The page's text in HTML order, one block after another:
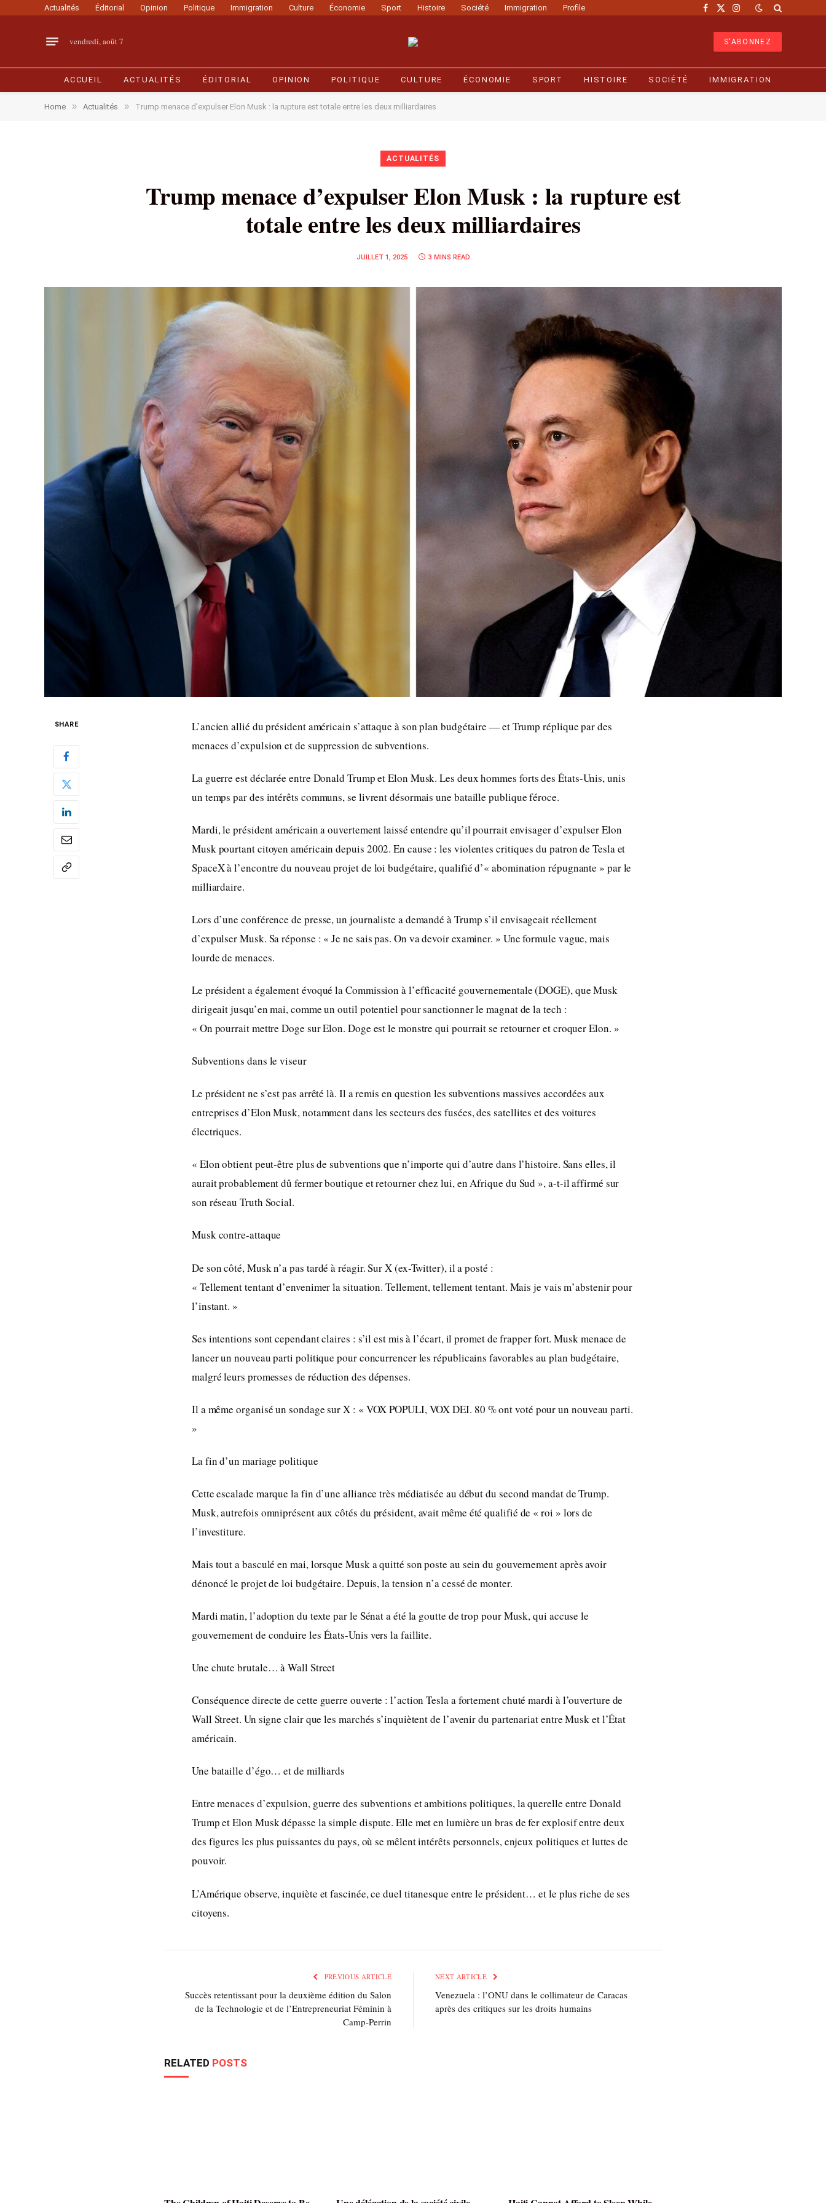
Actualités Éditorial Opinion Politique Immigration Culture Économie Sport Histoire Société Immigration Profile Facebook
X
Instagram
vendredi, août 7 S'ABONNEZ
ACCUEIL ACTUALITÉS ÉDITORIAL OPINION POLITIQUE CULTURE ÉCONOMIE SPORT HISTOIRE SOCIÉTÉ IMMIGRATION
Home » Actualités » Trump menace d’expulser Elon Musk : la rupture est totale entre les deux milliardaires
ACTUALITÉS
Trump menace d’expulser Elon Musk : la rupture est
totale entre les deux milliardaires
JUILLET 1, 2025 3 MINS READ
SHARE
L’ancien allié du président américain s’attaque à son plan budgétaire — et Trump réplique par des
menaces d’expulsion et de suppression de subventions.
La guerre est déclarée entre Donald Trump et Elon Musk. Les deux hommes forts des États-Unis, unis
un temps par des intérêts communs, se livrent désormais une bataille publique féroce.
Mardi, le président américain a ouvertement laissé entendre qu’il pourrait envisager d’expulser Elon
Musk pourtant citoyen américain depuis 2002. En cause : les violentes critiques du patron de Tesla et
SpaceX à l’encontre du nouveau projet de loi budgétaire, qualifié d’« abomination répugnante » par le
milliardaire.
Lors d’une conférence de presse, un journaliste a demandé à Trump s’il envisageait réellement
d’expulser Musk. Sa réponse : « Je ne sais pas. On va devoir examiner. » Une formule vague, mais
lourde de menaces.
Le président a également évoqué la Commission à l’efficacité gouvernementale (DOGE), que Musk
dirigeait jusqu’en mai, comme un outil potentiel pour sanctionner le magnat de la tech :
« On pourrait mettre Doge sur Elon. Doge est le monstre qui pourrait se retourner et croquer Elon. »
Subventions dans le viseur
Le président ne s’est pas arrêté là. Il a remis en question les subventions massives accordées aux
entreprises d’Elon Musk, notamment dans les secteurs des fusées, des satellites et des voitures
électriques.
« Elon obtient peut-être plus de subventions que n’importe qui d’autre dans l’histoire. Sans elles, il
aurait probablement dû fermer boutique et retourner chez lui, en Afrique du Sud », a-t-il affirmé sur
son réseau Truth Social.
Musk contre-attaque
De son côté, Musk n’a pas tardé à réagir. Sur X (ex-Twitter), il a posté :
« Tellement tentant d’envenimer la situation. Tellement, tellement tentant. Mais je vais m’abstenir pour
l’instant. »
Ses intentions sont cependant claires : s’il est mis à l’écart, il promet de frapper fort. Musk menace de
lancer un nouveau parti politique pour concurrencer les républicains favorables au plan budgétaire,
malgré leurs promesses de réduction des dépenses.
Il a même organisé un sondage sur X : « VOX POPULI, VOX DEI. 80 % ont voté pour un nouveau parti.
»
La fin d’un mariage politique
Cette escalade marque la fin d’une alliance très médiatisée au début du second mandat de Trump.
Musk, autrefois omniprésent aux côtés du président, avait même été qualifié de « roi » lors de
l’investiture.
Mais tout a basculé en mai, lorsque Musk a quitté son poste au sein du gouvernement après avoir
dénoncé le projet de loi budgétaire. Depuis, la tension n’a cessé de monter.
Mardi matin, l’adoption du texte par le Sénat a été la goutte de trop pour Musk, qui accuse le
gouvernement de conduire les États-Unis vers la faillite.
Une chute brutale… à Wall Street
Conséquence directe de cette guerre ouverte : l’action Tesla a fortement chuté mardi à l’ouverture de
Wall Street. Un signe clair que les marchés s’inquiètent de l’avenir du partenariat entre Musk et l’État
américain.
Une bataille d’égo… et de milliards
Entre menaces d’expulsion, guerre des subventions et ambitions politiques, la querelle entre Donald
Trump et Elon Musk dépasse la simple dispute. Elle met en lumière un bras de fer explosif entre deux
des figures les plus puissantes du pays, où se mêlent intérêts personnels, enjeux politiques et luttes de
pouvoir.
L’Amérique observe, inquiète et fascinée, ce duel titanesque entre le président… et le plus riche de ses
citoyens.
PREVIOUS ARTICLE
Succès retentissant pour la deuxième édition du Salon
de la Technologie et de l’Entrepreneuriat Féminin à
Camp-Perrin
NEXT ARTICLE
Venezuela : l’ONU dans le collimateur de Caracas
après des critiques sur les droits humains
RELATED POSTS